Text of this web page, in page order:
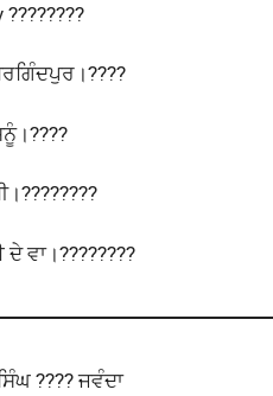
ਵਾ।????????
???? ਜਵੰਦਾ